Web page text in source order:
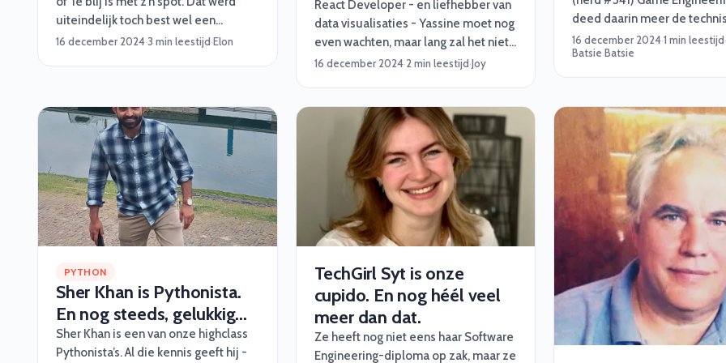
uiteindelijk toch best wel een
inspirerend verhaal. Vinden we zelf.
16 december 2024·3 min leestijd·Elon
React Developer - en liefhebber van
data visualisaties - Yassine moet nog
even wachten, maar lang zal het niet
meer duren. Op wat? Nou, dé baan
feit is wel dat deze opdracht al heel
lang op zijn verlanglijstje stond. En
daar hebben wij hem aan geholpen
door slim te matchen!
16 december 2024·2 min leestijd·Joy
deed daarin meer de
“C-Sharp, C++. Ze hebben
geheimen voor mij. Daarna
wat meer gaan richten op
16 december 2024·1 min leestijd·
Batsie Batsie
PYTHON
Sher Khan is Pythonista.
En nog steeds, gelukkig...
Sher Khan is een van onze highclass
Pythonista’s. Al die kennis geeft hij -
TechGirl Syt is onze
cupido. En nog héél veel
meer dan dat.
Ze heeft nog niet eens haar Software
Engineering-diploma op zak, maar ze